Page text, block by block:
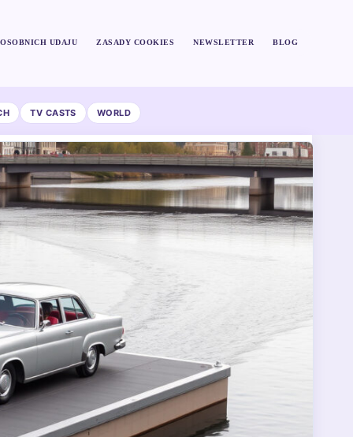
UDAJU ZASADY COOKIES NEWSLETTER BLOG
TV CASTS WORLD